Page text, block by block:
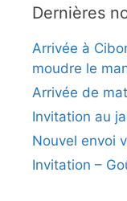
Dernières
Arrivée à
moudre le
Arrivée de
Invitation au
Nouvel envoi
Invitation –